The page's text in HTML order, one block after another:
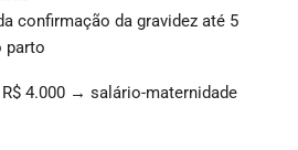
confirmação da gravidez até 5
parto
4.000 → salário-maternidade